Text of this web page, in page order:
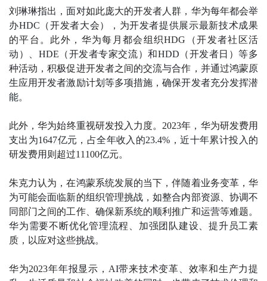
刘琳琳指出，面对如此庞大的开发者人群，华为每年都会举
办HDC（开发者大会），为开发者提供展示最新技术成果
的平台。此外，华为每月都会组织HDG（开发者社区活
动）、HDE（开发者专家交流）和HDD（开发者日）等多
种活动，积极促进开发者之间的交流与合作，并通过鸿蒙原
生应用开发者激励计划等多项措施，确保开发者充分发挥潜
能。
此外，华为始终重视研发投入力度。2023年，华为研发费用
支出为1647亿元，占全年收入的23.4%，近十年累计投入的
研发费用则超过11100亿元。
朱克力认为，在鸿蒙系统发展的当下，伴随着业务变革，华
为可能会面临新的组织管理挑战，如整合内部资源、协调不
同部门之间的工作、确保新系统的顺利推广和运营等难题。
华为需要不断优化管理流程、加强团队建设、提升员工素
质，以应对这些挑战。
华为2023年年报显示，AI带来技术变革、效率和生产力提